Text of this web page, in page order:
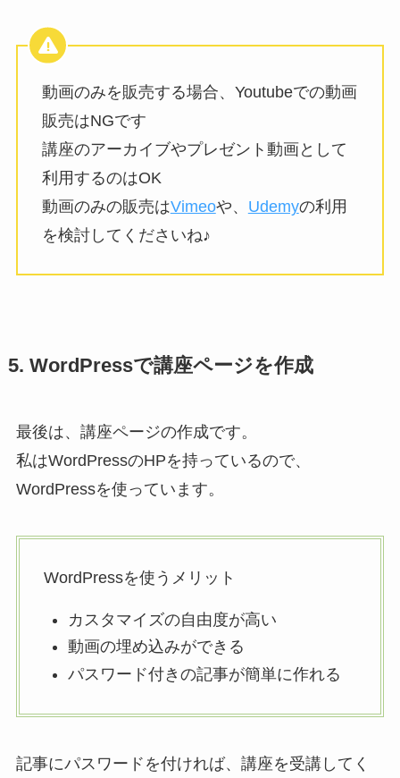
動画のみを販売する場合、Youtubeでの動画
販売はNGです
講座のアーカイブやプレゼント動画として
利用するのはOK
動画のみの販売はVimeoや、 Udemyの利用
を検討してくださいね♪
5. WordPressで講座ページを作成
最後は、講座ページの作成です。
私はWordPressのHPを持っているので、
WordPressを使っています。
WordPressを使うメリット
カスタマイズの自由度が高い
動画の埋め込みができる
パスワード付きの記事が簡単に作れる
記事にパスワードを付ければ、講座を受講してく